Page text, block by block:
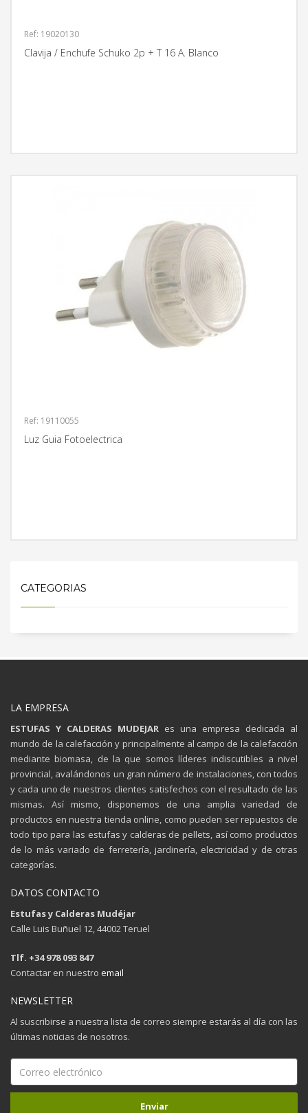
Ref: 19020130
Clavija / Enchufe Schuko 2p + T 16 A. Blanco
Ref: 19110055
Luz Guia Fotoelectrica
CATEGORIAS
LA EMPRESA
ESTUFAS Y CALDERAS MUDEJAR es una empresa dedicada al
mundo de la calefacción y principalmente al campo de la calefacción
mediante biomasa, de la que somos líderes indiscutibles a nivel
provincial, avalándonos un gran número de instalaciones, con todos
y cada uno de nuestros clientes satisfechos con el resultado de las
mismas. Así mismo, disponemos de una amplia variedad de
productos en nuestra tienda online, como pueden ser repuestos de
todo tipo para las estufas y calderas de pellets, así como productos
de lo más variado de ferretería, jardinería, electricidad y de otras
categorías.
DATOS CONTACTO
Estufas y Calderas Mudéjar
Calle Luis Buñuel 12, 44002 Teruel
Tlf. +34 978 093 847
Contactar en nuestro email
NEWSLETTER
Al suscribirse a nuestra lista de correo siempre estarás al día con las
últimas noticias de nosotros.